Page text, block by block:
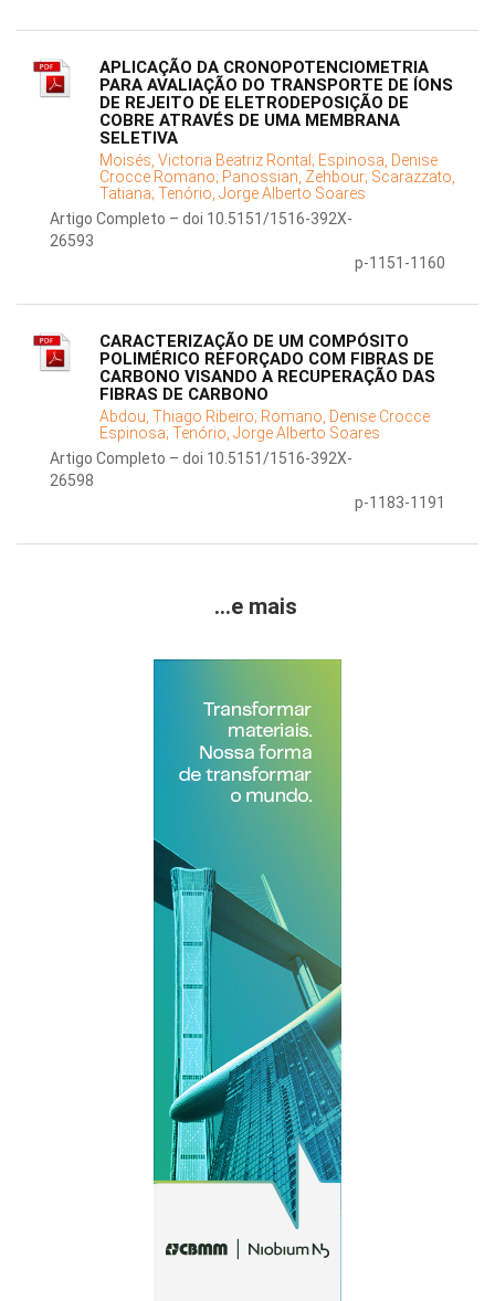
APLICAÇÃO DA CRONOPOTENCIOMETRIA
PARA AVALIAÇÃO DO TRANSPORTE DE ÍONS
DE REJEITO DE ELETRODEPOSIÇÃO DE
COBRE ATRAVÉS DE UMA MEMBRANA
SELETIVA
Moisés, Victoria Beatriz Rontal; Espinosa, Denise
Crocce Romano; Panossian, Zehbour; Scarazzato,
Tatiana; Tenório, Jorge Alberto Soares
Artigo Completo – doi 10.5151/1516-392X-
26593
p-1151-1160
CARACTERIZAÇÃO DE UM COMPÓSITO
POLIMÉRICO REFORÇADO COM FIBRAS DE
CARBONO VISANDO A RECUPERAÇÃO DAS
FIBRAS DE CARBONO
Abdou, Thiago Ribeiro; Romano, Denise Crocce
Espinosa; Tenório, Jorge Alberto Soares
Artigo Completo – doi 10.5151/1516-392X-
26598
p-1183-1191
...e mais